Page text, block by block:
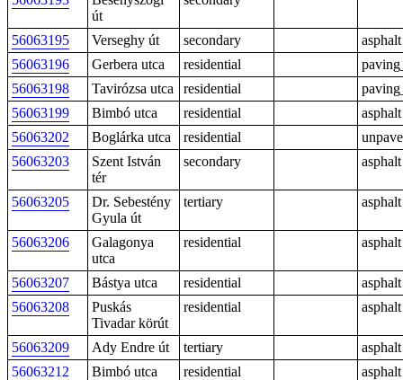
út
56063195 Verseghy út secondary
asphalt
56063196
Gerbera utca residential
56063198
Tavirózsa utca residential
56063199
Bimbó utca residential
asphalt
56063202
Boglárka utca residential
56063203
Szent István
tér
secondary asphalt
56063205
Dr. Sebestény
Gyula út
tertiary asphalt
56063206
Galagonya
utca
residential asphalt
56063207 Bástya utca residential
asphalt
56063208
Puskás
Tivadar körút
residential asphalt
56063209 Ady Endre út tertiary
asphalt
56063212
Bimbó utca residential
asphalt